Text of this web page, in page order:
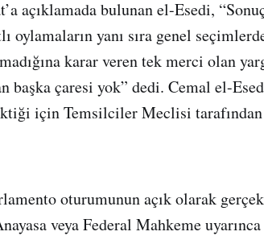
açıklamada bulunan el-Esedi,
oylamaların yanı sıra genel
karar veren tek merci olan
başka çaresi yok” dedi. Cemal el-
için Temsilciler Meclisi
oturumunun açık olarak
veya Federal Mahkeme